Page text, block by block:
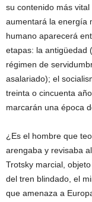
su contenido más
aumentará la energía
humano aparecerá
etapas: la antigüedad
régimen de
asalariado); el
treinta o cincuenta
marcarán una época
¿Es el hombre que
arengaba y revisaba
Trotsky marcial,
del tren blindado, el
que amenaza a